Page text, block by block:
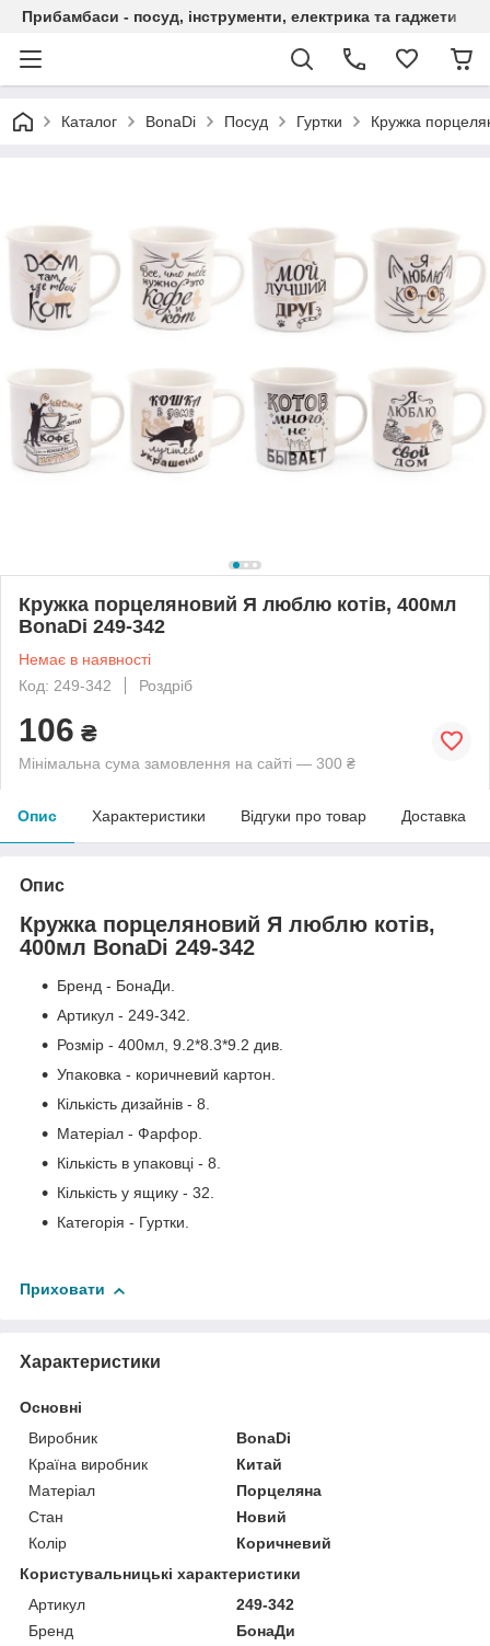
Прибамбаси - посуд, інструменти, електрика та гаджети
Каталог BonaDi Посуд Гуртки Кружка
Кружка порцеляновий Я люблю котів, 400мл
BonaDi 249-342
Немає в наявності
Код: 249-342
Роздріб
106 ₴
Мінімальна сума замовлення на сайті — 300 ₴
Опис Характеристики Відгуки про товар Доставка
Опис
Кружка порцеляновий Я люблю котів,
400мл BonaDi 249-342
Бренд - БонаДи.
Артикул - 249-342.
Розмір - 400мл, 9.2*8.3*9.2 див.
Упаковка - коричневий картон.
Кількість дизайнів - 8.
Матеріал - Фарфор.
Кількість в упаковці - 8.
Кількість у ящику - 32.
Категорія - Гуртки.
Приховати
Характеристики
Основні
Виробник
BonaDi
Країна виробник
Китай
Матеріал
Порцеляна
Стан
Новий
Колір
Коричневий
Користувальницькі характеристики
Артикул
249-342
Бренд
БонаДи